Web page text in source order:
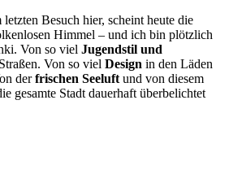
Besuch hier, scheint heute die
Himmel – und ich bin plötzlich
Von so viel Jugendstil und
Von so viel Design in den Läden
derfrischen Seeluft und von diesem
gesamte Stadt dauerhaft überbelichtet